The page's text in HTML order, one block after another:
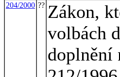
204/2000 ?? Zákon,
volbách
doplnění